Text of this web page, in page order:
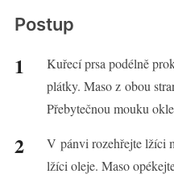
Postup
Kuřecí prsa podélně
plátky. Maso z obou
Přebytečnou mouku
V pánvi rozehřejte lžíci
lžíci oleje. Maso